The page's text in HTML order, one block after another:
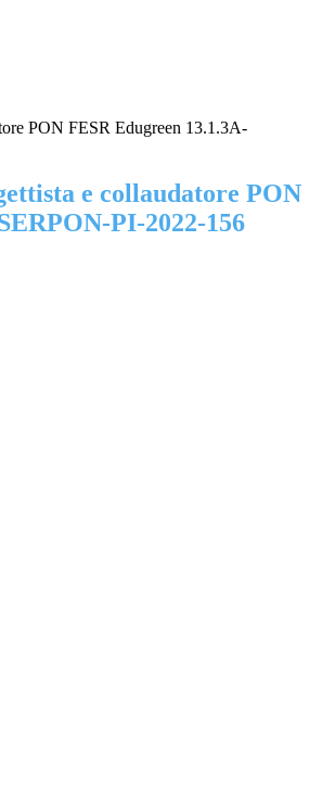
PON FESR Edugreen 13.1.3A-
e collaudatore PON
PI-2022-156